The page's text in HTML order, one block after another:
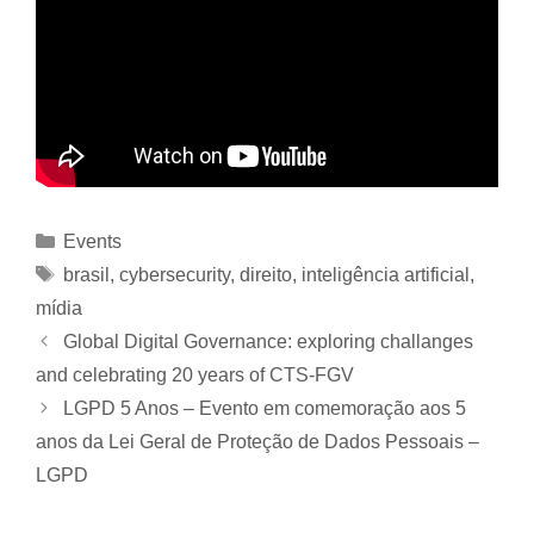
Events
brasil , cybersecurity, direito, inteligência artificial ,
mídia
Global Digital Governance: exploring challanges
and celebrating 20 years of CTS-FGV
LGPD 5 Anos – Evento em comemoração aos 5
anos da Lei Geral de Proteção de Dados Pessoais –
LGPD